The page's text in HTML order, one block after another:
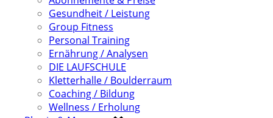
Gesundheit / Leistung
Group Fitness
Personal Training
Ernährung / Analysen
DIE LAUFSCHULE
Kletterhalle / Boulderraum
Coaching / Bildung
Wellness / Erholung